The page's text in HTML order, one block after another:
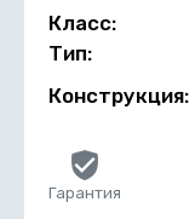
Класс:
Тип:
Конструкция:
Гарантия